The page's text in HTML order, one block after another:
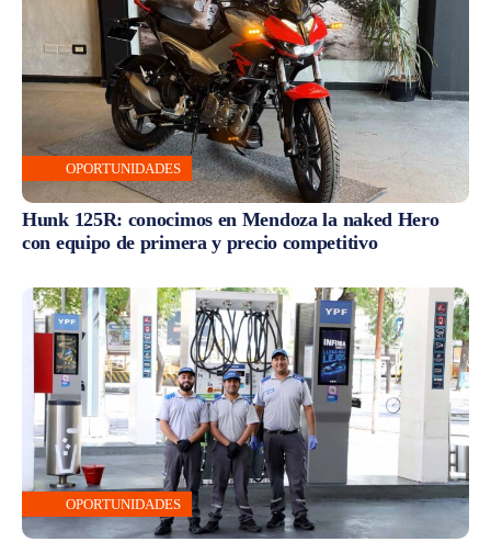
OPORTUNIDADES
Hunk 125R: conocimos en Mendoza la naked Hero
con equipo de primera y precio competitivo
OPORTUNIDADES